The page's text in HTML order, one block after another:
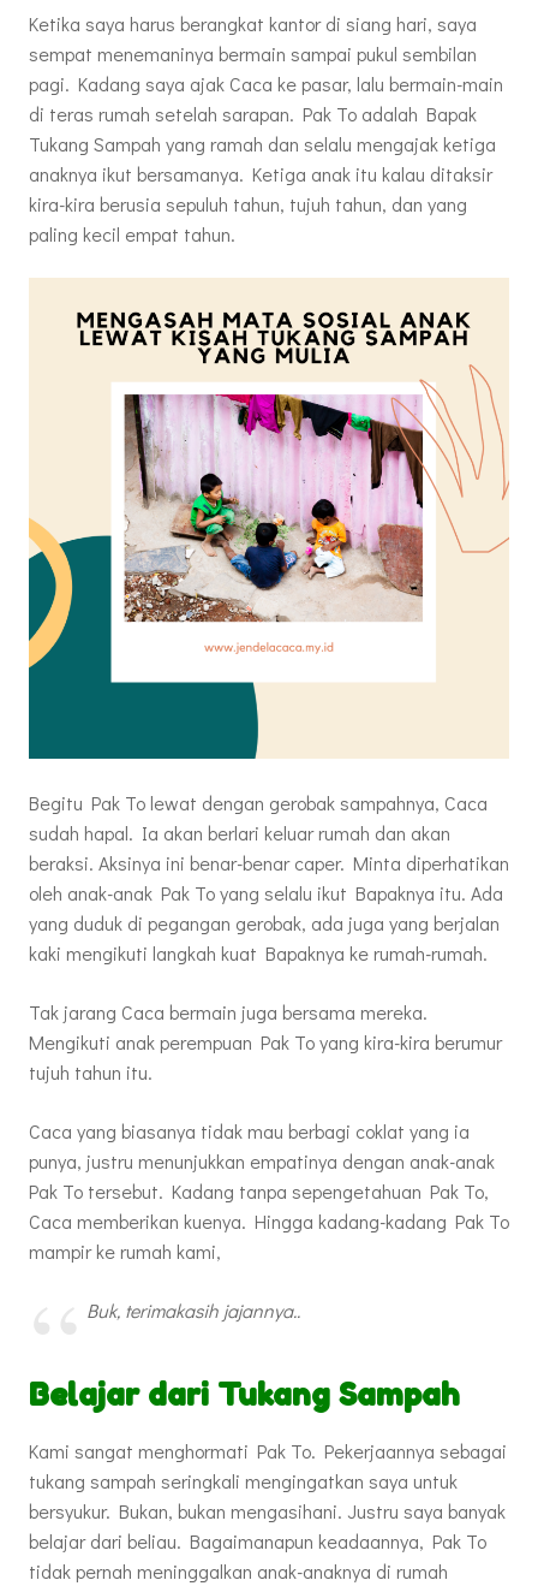
Ketika saya harus berangkat kantor di siang hari, saya
sempat menemaninya bermain sampai pukul sembilan
pagi. Kadang saya ajak Caca ke pasar, lalu bermain-main
di teras rumah setelah sarapan. Pak To adalah Bapak
Tukang Sampah yang ramah dan selalu mengajak ketiga
anaknya ikut bersamanya. Ketiga anak itu kalau ditaksir
kira-kira berusia sepuluh tahun, tujuh tahun, dan yang
paling kecil empat tahun.
Begitu Pak To lewat dengan gerobak sampahnya, Caca
sudah hapal. Ia akan berlari keluar rumah dan akan
beraksi. Aksinya ini benar-benar caper. Minta diperhatikan
oleh anak-anak Pak To yang selalu ikut Bapaknya itu. Ada
yang duduk di pegangan gerobak, ada juga yang berjalan
kaki mengikuti langkah kuat Bapaknya ke rumah-rumah.
Tak jarang Caca bermain juga bersama mereka.
Mengikuti anak perempuan Pak To yang kira-kira berumur
tujuh tahun itu.
Caca yang biasanya tidak mau berbagi coklat yang ia
punya, justru menunjukkan empatinya dengan anak-anak
Pak To tersebut. Kadang tanpa sepengetahuan Pak To,
Caca memberikan kuenya. Hingga kadang-kadang Pak To
mampir ke rumah kami,
Buk, terimakasih jajannya..
Belajar dari Tukang Sampah
Kami sangat menghormati Pak To. Pekerjaannya sebagai
tukang sampah seringkali mengingatkan saya untuk
bersyukur. Bukan, bukan mengasihani. Justru saya banyak
belajar dari beliau. Bagaimanapun keadaannya, Pak To
tidak pernah meninggalkan anak-anaknya di rumah